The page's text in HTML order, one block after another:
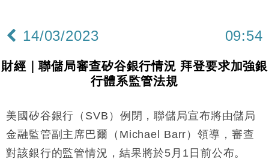
12:44
財經｜日本春季三度入市撐日圓 4月單日斥6.28萬億
11:12
國際｜特朗普料美伊戰事快結束 承認部分彈藥庫存緊
司
18:31
財經｜華僑銀行上半年淨利創新高 中期息增15%至
47仙
14/03/2023 09:54
財經｜聯儲局審查矽谷銀行情況 拜登要求加強銀
行體系監管法規
美國矽谷銀行（SVB）例閉，聯儲局宣布將由儲局
金融監管副主席巴爾（Michael Barr）領導，審查
對該銀行的監管情況，結果將於5月1日前公布。